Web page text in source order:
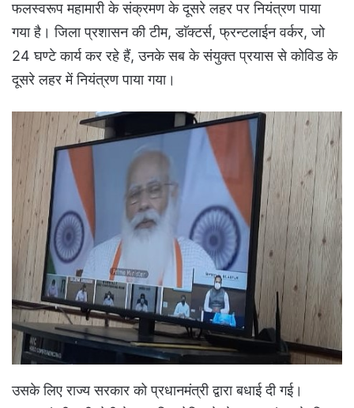
फलस्वरूप महामारी के संक्रमण के दूसरे लहर पर नियंत्रण पाया
गया है। जिला प्रशासन की टीम, डाॅक्टर्स, फ्रन्टलाईन वर्कर, जो
24 घण्टे कार्य कर रहे हैं, उनके सब के संयुक्त प्रयास से कोविड के
दूसरे लहर में नियंत्रण पाया गया।
उसके लिए राज्य सरकार को प्रधानमंत्री द्वारा बधाई दी गई।